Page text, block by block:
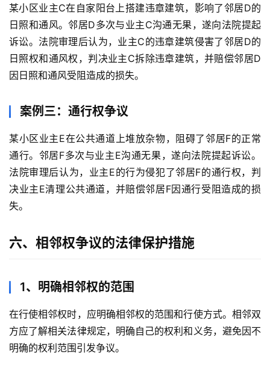
某小区业主C在自家阳台上搭建违章建筑，影响了邻居D的
日照和通风。邻居D多次与业主C沟通无果，遂向法院提起
诉讼。法院审理后认为，业主C的违章建筑侵害了邻居D的
日照权和通风权，判决业主C拆除违章建筑，并赔偿邻居D
因日照和通风受阻造成的损失。
案例三：通行权争议
某小区业主E在公共通道上堆放杂物，阻碍了邻居F的正常
通行。邻居F多次与业主E沟通无果，遂向法院提起诉讼。
法院审理后认为，业主E的行为侵犯了邻居F的通行权，判
决业主E清理公共通道，并赔偿邻居F因通行受阻造成的损
失。
六、相邻权争议的法律保护措施
1、明确相邻权的范围
在行使相邻权时，应明确相邻权的范围和行使方式。相邻双
方应了解相关法律规定，明确自己的权利和义务，避免因不
明确的权利范围引发争议。